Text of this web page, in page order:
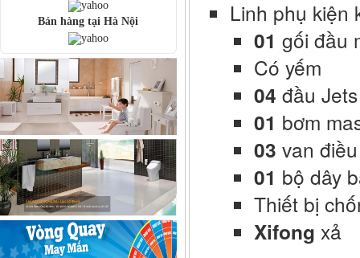
Bán hàng tại Hà Nội Linh phụ kiện
01 gối đầu
Có yếm
04 đầu
01 bơm
03 van
01 bộ dây
Thiết bị
Xifong xả